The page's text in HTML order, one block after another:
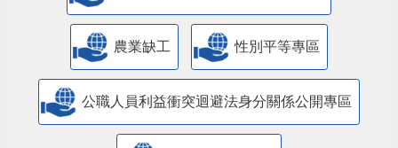
農業缺工 性別平等專區
公職人員利益衝突迴避法身分關係公開專區